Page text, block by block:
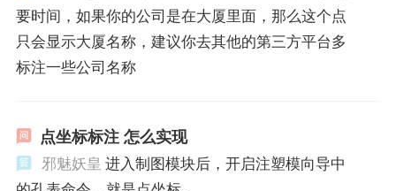
要时间，如果你的公司是在大厦里面，那么这个点
只会显示大厦名称，建议你去其他的第三方平台多
标注一些公司名称
点坐标标注 怎么实现
邪魅妖皇 进入制图模块后，开启注塑模向导中